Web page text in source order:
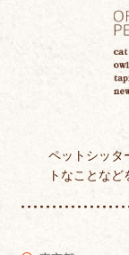
ペットシッタ
トなことなど